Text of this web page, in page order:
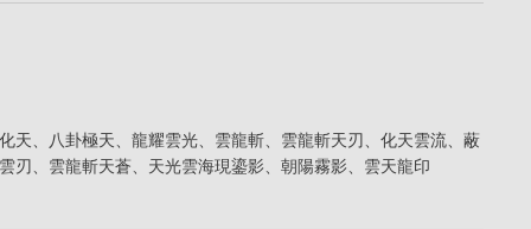
天、八卦極天、龍耀雲光、雲龍斬、雲龍斬天刃、化天雲流、蔽
刃、雲龍斬天蒼、天光雲海現鎏影、朝陽霧影、雲天龍印